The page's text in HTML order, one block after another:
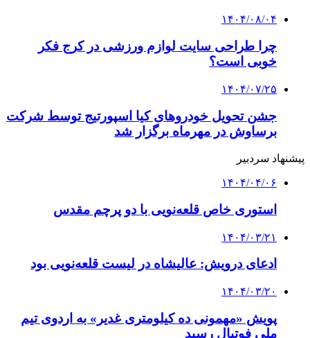
۱۴۰۴/۰۸/۰۴
چرا طراحی سایت لوازم ورزشی در کرج فکر
خوبی است؟
۱۴۰۴/۰۷/۲۵
جشن تحویل خودروهای کیا اسپورتیج توسط شرکت
برساوش در مهرماه برگزار شد
پیشنهاد سردبیر
۱۴۰۴/۰۴/۰۶
استوری خاص قلعه‌نویی با دو پرچم مقدس
۱۴۰۴/۰۳/۲۱
ادعای درویش: عالیشاه در لیست قلعه‌نویی بود
۱۴۰۴/۰۳/۲۰
پویش «مهمونی ده کیلومتری غدیر» به اردوی تیم
ملی فوتبال رسید